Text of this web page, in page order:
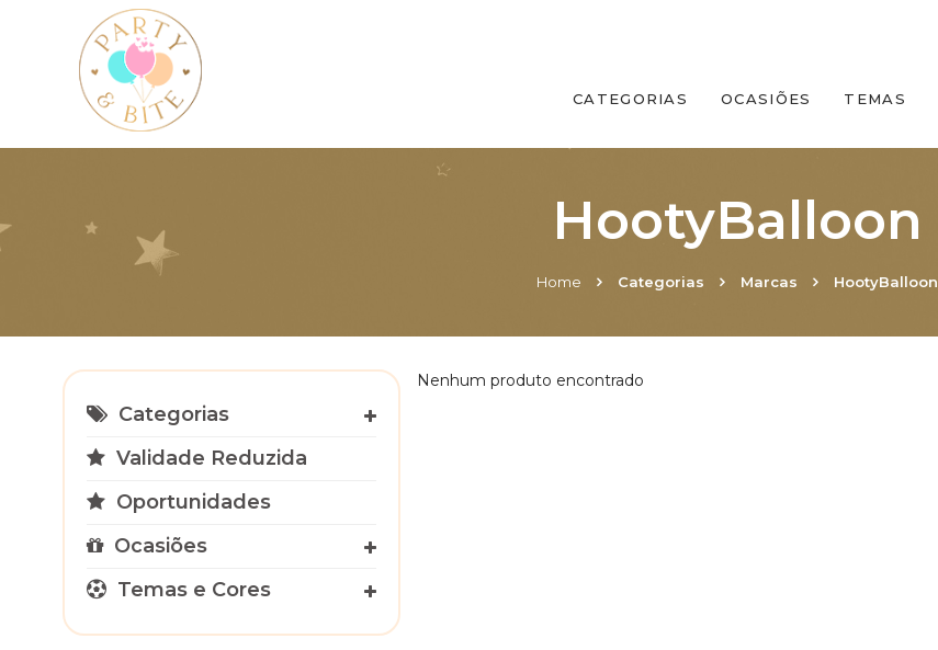
CATEGORIAS OCASIÕES TEMAS
HootyBalloon
Home Categorias Marcas HootyBalloon
Categorias
Validade Reduzida
Oportunidades
Ocasiões
Temas e Cores
Nenhum produto encontrado